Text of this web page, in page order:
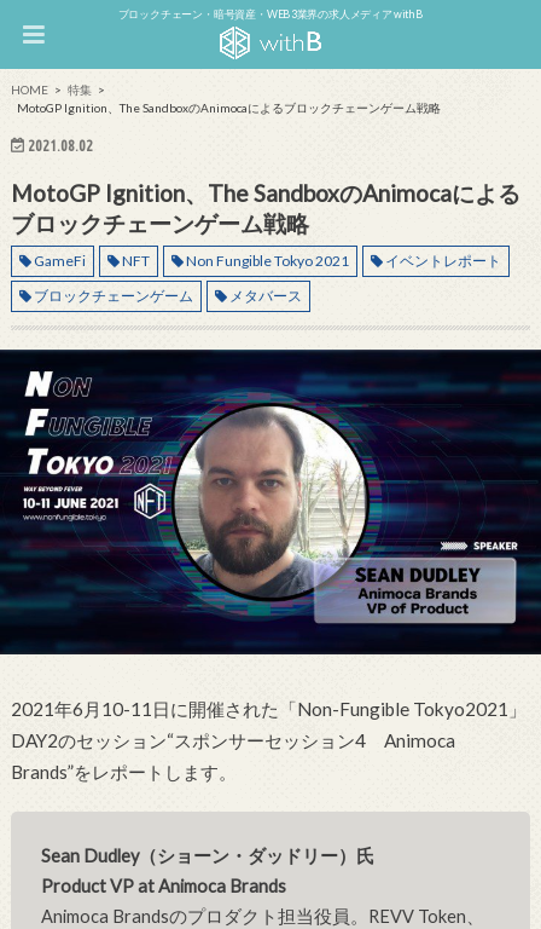
ブロックチェーン・暗号資産・WEB3業界の求人メディア withB
HOME
特集
MotoGP Ignition、The SandboxのAnimocaによるブロックチェーンゲーム戦略
2021.08.02
MotoGP Ignition、The SandboxのAnimocaによる
ブロックチェーンゲーム戦略
GameFi NFT Non Fungible Tokyo 2021
イベントレポート
ブロックチェーンゲーム
メタバース
2021年6月10-11日に開催された「Non-Fungible Tokyo2021」
DAY2のセッション“スポンサーセッション4 Animoca
Brands”をレポートします。
Sean Dudley（ショーン・ダッドリー）氏
Product VP at Animoca Brands
Animoca Brandsのプロダクト担当役員。REVV Token、